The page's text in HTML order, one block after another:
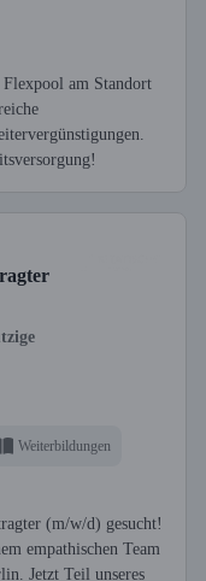
am Standort
Weiterbildungen
(m/w/d) gesucht!
empathischen Team
Jetzt Teil unseres